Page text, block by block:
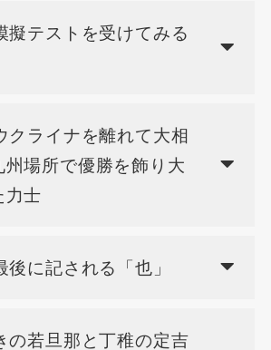
テストを受けてみる
ライナを離れて大相
場所で優勝を飾り大
力士
に記される「也」
若旦那と丁稚の定吉